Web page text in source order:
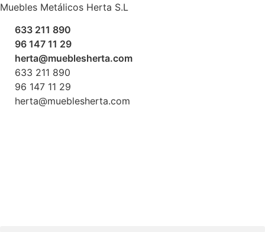
Ir
contenido
Muebles Metálicos Herta S.L
633 211 890
96 147 11 29
herta@mueblesherta.com
633 211 890
96 147 11 29
herta@mueblesherta.com